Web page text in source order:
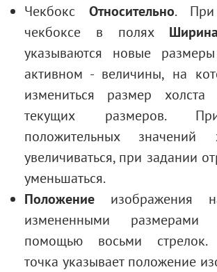
Чекбокс Относительно. При
чекбоксе в полях Ширина
указываются новые
активном - величины, на
измениться размер холста
текущих размеров.
положительных значений
увеличиваться, при задании
уменьшаться.
Положение изображения
измененными размерами
помощью восьми стрелок.
точка указывает положение